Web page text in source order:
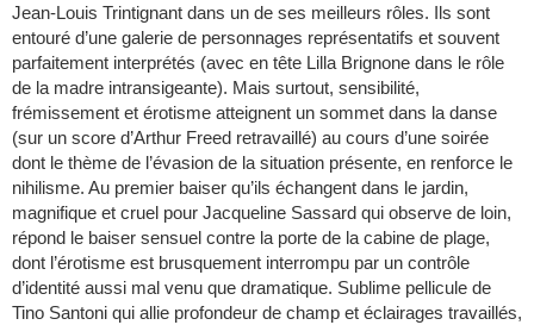
Jean-Louis Trintignant dans un de ses meilleurs rôles. Ils sont
entouré d’une galerie de personnages représentatifs et souvent
parfaitement interprétés (avec en tête Lilla Brignone dans le rôle
de la madre intransigeante). Mais surtout, sensibilité,
frémissement et érotisme atteignent un sommet dans la danse
(sur un score d’Arthur Freed retravaillé) au cours d’une soirée
dont le thème de l’évasion de la situation présente, en renforce le
nihilisme. Au premier baiser qu’ils échangent dans le jardin,
magnifique et cruel pour Jacqueline Sassard qui observe de loin,
répond le baiser sensuel contre la porte de la cabine de plage,
dont l’érotisme est brusquement interrompu par un contrôle
d’identité aussi mal venu que dramatique. Sublime pellicule de
Tino Santoni qui allie profondeur de champ et éclairages travaillés,